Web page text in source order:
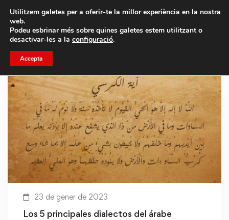
Porta un amic i emporteu-vos un total de 75€ de
descompte.
23 de gener de 2023
Los 5 principales dialectos del árabe
Utilitzem galetes per a oferir-te la millor experiència en la nostra
web.
Podeu esbrinar més sobre quines galetes estem utilitzant o
desactivar-les a la configuració.
Accepta